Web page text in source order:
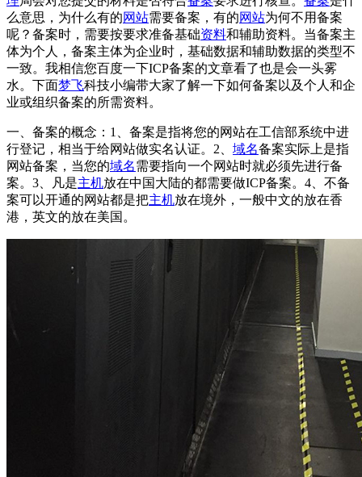
么意思，为什么有的网站需要备案，有的网站为何不用备案
呢？备案时，需要按要求准备基础资料和辅助资料。当备案主
体为个人，备案主体为企业时，基础数据和辅助数据的类型不
一致。我相信您百度一下ICP备案的文章看了也是会一头雾
水。下面梦飞科技小编带大家了解一下如何备案以及个人和企
业或组织备案的所需资料。
一、备案的概念：1、备案是指将您的网站在工信部系统中进
行登记，相当于给网站做实名认证。2、 域名备案实际上是指
网站备案，当您的域名需要指向一个网站时就必须先进行备
案。3、凡是主机放在中国大陆的都需要做ICP备案。4、不备
案可以开通的网站都是把主机放在境外，一般中文的放在香
港，英文的放在美国。